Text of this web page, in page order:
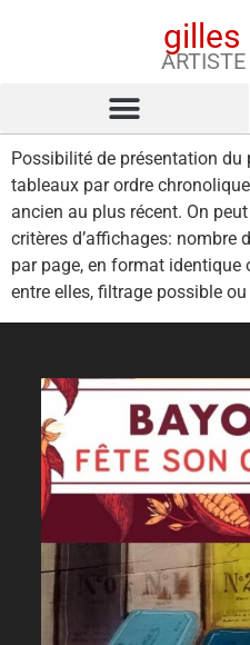
gilles
Possibilité de présentation
tableaux par ordre
ancien au plus récent. On
critères d’affichages: nombre
par page, en format identique
entre elles, filtrage possible ou